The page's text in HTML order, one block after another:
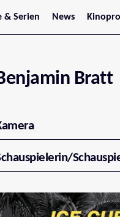
& Serien News
Stars
Jetzt im
Tirol
Bratt